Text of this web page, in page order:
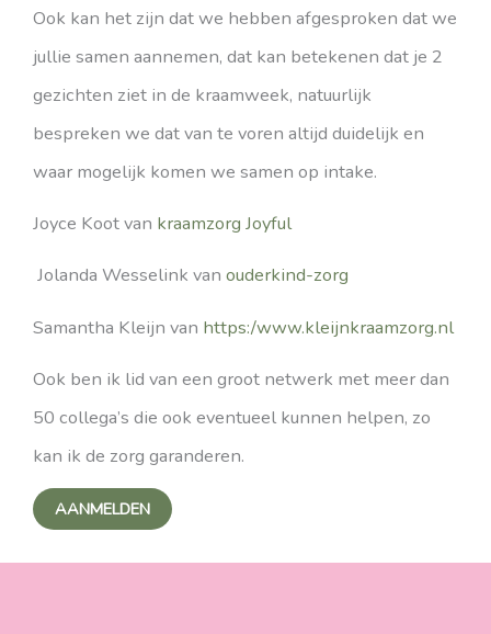
Ook kan het zijn dat we hebben afgesproken dat we
jullie samen aannemen, dat kan betekenen dat je 2
gezichten ziet in de kraamweek, natuurlijk
bespreken we dat van te voren altijd duidelijk en
waar mogelijk komen we samen op intake.
Joyce Koot van kraamzorg Joyful
Jolanda Wesselink van ouderkind-zorg
Samantha Kleijn van https:/www.kleijnkraamzorg.nl
Ook ben ik lid van een groot netwerk met meer dan
50 collega’s die ook eventueel kunnen helpen, zo
kan ik de zorg garanderen.
AANMELDEN